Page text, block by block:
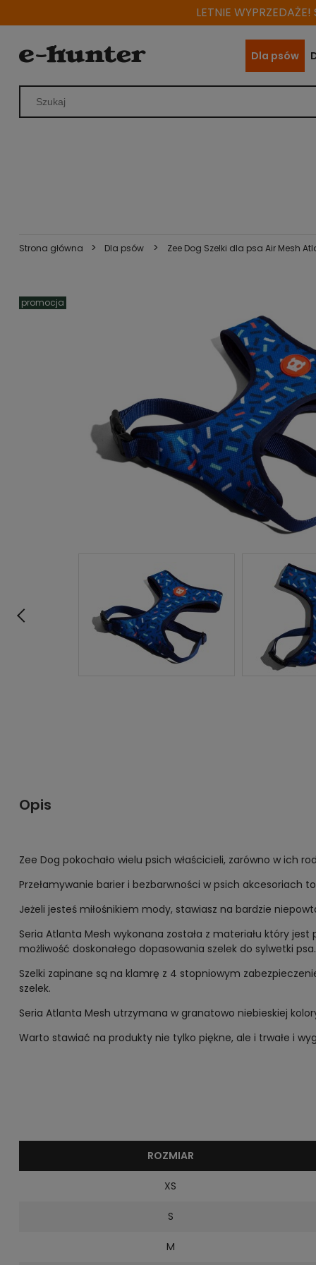
LETNIE
Dla psów
Strona główna > Dla psów > Zee Dog Szelki dla psa Air Mesh
promocja
Opis
Zee Dog pokochało wielu psich właścicieli, zarówno w ich
Przełamywanie barier i bezbarwności w psich
Jeżeli jesteś miłośnikiem mody, stawiasz na bardzie
Seria Atlanta Mesh wykonana została z materiału który
możliwość doskonałego dopasowania szelek do sylwetki
Szelki zapinane są na klamrę z 4 stopniowym
szelek.
Seria Atlanta Mesh utrzymana w granatowo niebieskiej
Warto stawiać na produkty nie tylko piękne, ale i trwałe i
ROZMIAR
XS
S
M